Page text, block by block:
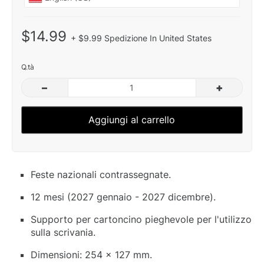
$14.99 + $9.99 Spedizione In United States
Q.tà
– +
Aggiungi al carrello
Feste nazionali contrassegnate.
12 mesi (2027 gennaio - 2027 dicembre).
Supporto per cartoncino pieghevole per l'utilizzo
sulla scrivania.
Dimensioni: 254 x 127 mm.